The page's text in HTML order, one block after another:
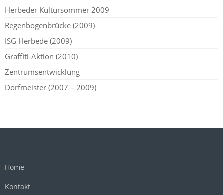
Herbeder Kultursommer 2009
Regenbogenbrücke (2009)
ISG Herbede (2009)
Graffiti-Aktion (2010)
Zentrumsentwicklung
Dorfmeister (2007 – 2009)
Home
Kontakt